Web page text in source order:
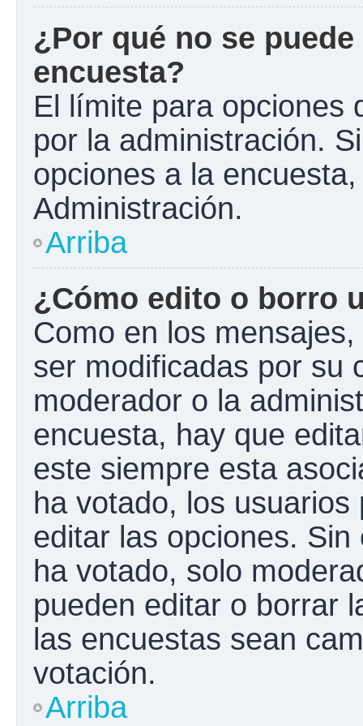
¿Por qué no se
encuesta?
El límite para opciones
por la administración.
opciones a la
Administración.
Arriba
¿Cómo edito o borro
Como en los
ser modificadas por su
moderador o la
encuesta, hay que
este siempre esta
ha votado, los
editar las opciones.
ha votado, solo
pueden editar o borrar
las encuestas sean
votación.
Arriba